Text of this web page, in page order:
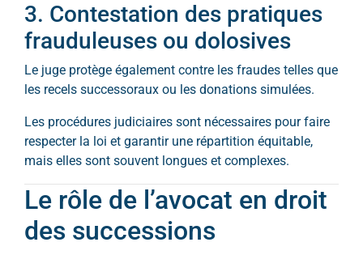
3. Contestation des pratiques
frauduleuses ou dolosives
Le juge protège également contre les fraudes telles que
les recels successoraux ou les donations simulées.
Les procédures judiciaires sont nécessaires pour faire
respecter la loi et garantir une répartition équitable,
mais elles sont souvent longues et complexes.
Le rôle de l’avocat en droit
des successions